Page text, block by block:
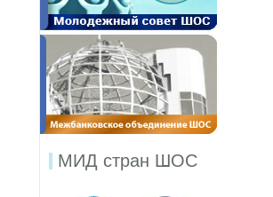
МИД стран ШОС